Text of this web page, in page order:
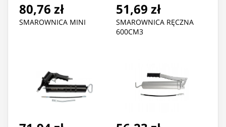
80,76 zł
SMAROWNICA MINI
51,69 zł
SMAROWNICA RĘCZNA
600CM3